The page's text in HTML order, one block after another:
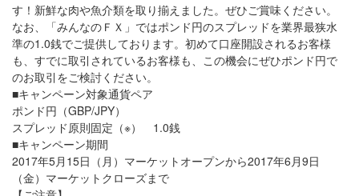
す！新鮮な肉や魚介類を取り揃えました。ぜひご賞味ください。
なお、「みんなのＦＸ」ではポンド円のスプレッドを業界最狭水
準の1.0銭でご提供しております。初めて口座開設されるお客様
も、すでに取引されているお客様も、この機会にぜひポンド円で
のお取引をご検討ください。
■キャンペーン対象通貨ペア
ポンド円（GBP/JPY）
スプレッド原則固定（※） 1.0銭
■キャンペーン期間
2017年5月15日（月）マーケットオープンから2017年6月9日
（金）マーケットクローズまで